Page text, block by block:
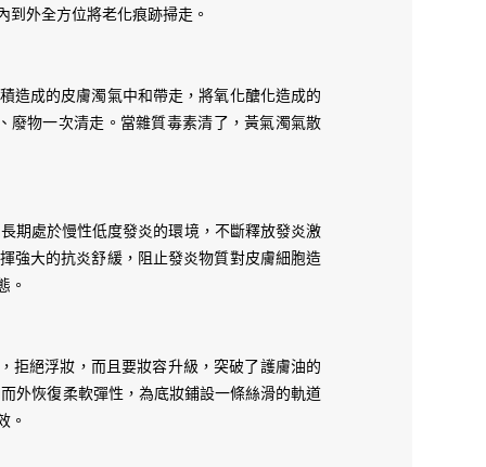
！！日日金🌞，一種會淨化思緒既花味！！夜夜
係手心，兩隻手搓暖佢，跟住合手聞，慢慢吸 5
先印上面，吸收、舒服！！！朝早日日金🌞527
靈缺一不可！
外全方位將老化痕跡掃走。
造成的皮膚濁氣中和帶走，將氧化醣化造成的
廢物一次清走。當雜質毒素清了，黃氣濁氣散
期處於慢性低度發炎的環境，不斷釋放發炎激
強大的抗炎舒緩，阻止發炎物質對皮膚細胞造
。
拒絕浮妝，而且要妝容升級，突破了護膚油的
外恢復柔軟彈性，為底妝鋪設一條絲滑的軌道
。